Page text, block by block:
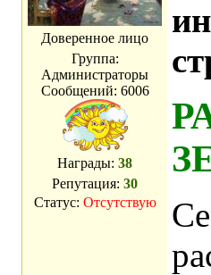
Доверенное лицо
Группа:
Администраторы
Сообщений: 6006
Награды: 38
Репутация: 30
Статус: Отсутствую